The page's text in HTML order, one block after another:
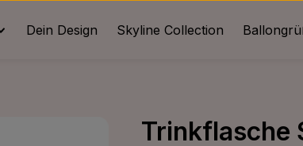
Dein Design Skyline Collection
Trinkflasche